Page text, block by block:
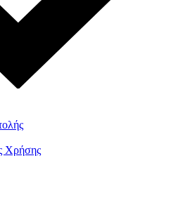
Χρήσης